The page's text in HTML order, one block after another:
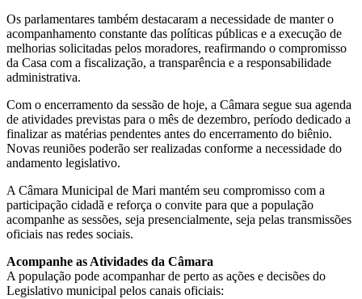
Os parlamentares também destacaram a necessidade de manter o
acompanhamento constante das políticas públicas e a execução de
melhorias solicitadas pelos moradores, reafirmando o compromisso
da Casa com a fiscalização, a transparência e a responsabilidade
administrativa.
Com o encerramento da sessão de hoje, a Câmara segue sua agenda
de atividades previstas para o mês de dezembro, período dedicado a
finalizar as matérias pendentes antes do encerramento do biênio.
Novas reuniões poderão ser realizadas conforme a necessidade do
andamento legislativo.
A Câmara Municipal de Mari mantém seu compromisso com a
participação cidadã e reforça o convite para que a população
acompanhe as sessões, seja presencialmente, seja pelas transmissões
oficiais nas redes sociais.
Acompanhe as Atividades da Câmara
A população pode acompanhar de perto as ações e decisões do
Legislativo municipal pelos canais oficiais: